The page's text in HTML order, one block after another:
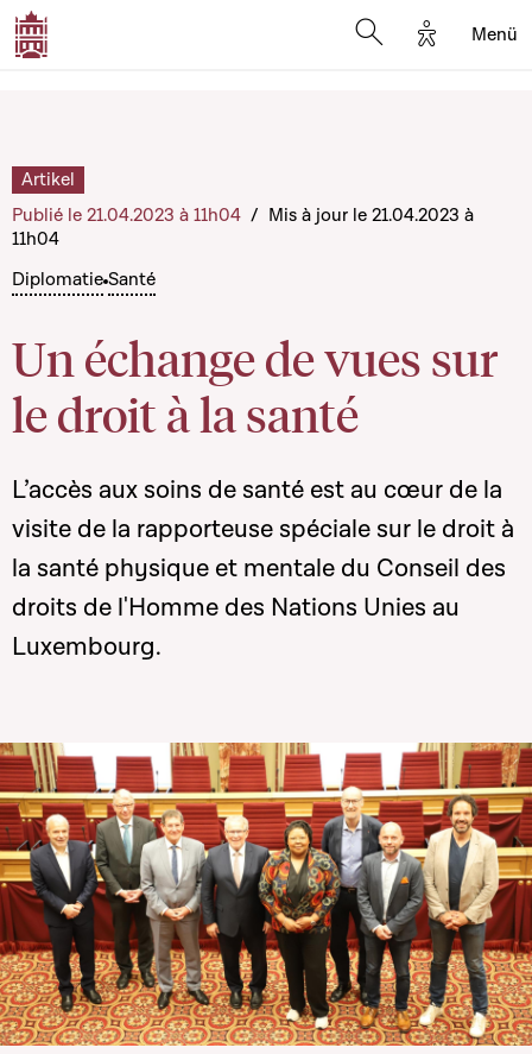
Options
Menü
Diplomatie Santé
Un échange de vues sur
le droit à la santé
Artikel
Publié le 21.04.2023 à 11h04 / Mis à jour le 21.04.2023 à
11h04
L’accès aux soins de santé est au cœur de la
visite de la rapporteuse spéciale sur le droit à
la santé physique et mentale du Conseil des
droits de l'Homme des Nations Unies au
Luxembourg.